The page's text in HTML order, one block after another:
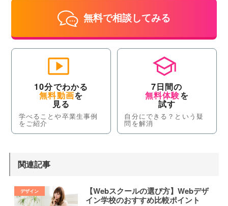
無料で相談してみる
10分でわかる
無料動画を
見る
学べることや卒業生事例
をご紹介
7日間の
無料体験を
試す
自分にできる？という疑
問を解消
関連記事
【Webスクールの選び方】Webデザ
イン学校のおすすめ比較ポイント